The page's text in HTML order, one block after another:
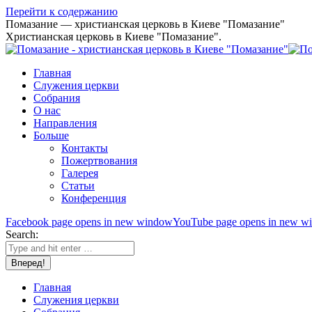
Перейти к содержанию
Помазание — христианская церковь в Киеве "Помазание"
Христианская церковь в Киеве "Помазание".
Главная
Служения церкви
Собрания
О нас
Направления
Больше
Контакты
Пожертвования
Галерея
Статьи
Конференция
Facebook page opens in new windowYouTube page opens in new
Search:
Главная
Служения церкви